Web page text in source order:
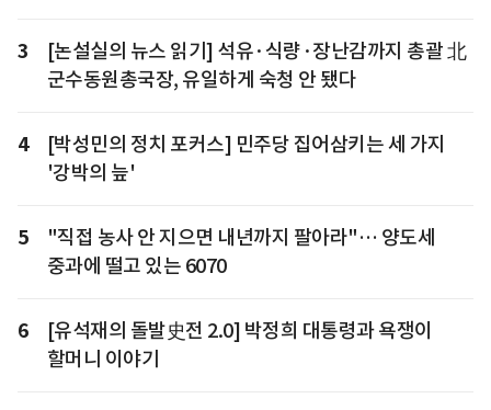
3
[논설실의 뉴스 읽기] 석유·식량·장난감까지 총괄 北
군수동원총국장, 유일하게 숙청 안 됐다
4
[박성민의 정치 포커스] 민주당 집어삼키는 세 가지
'강박의 늪'
5
"직접 농사 안 지으면 내년까지 팔아라"… 양도세
중과에 떨고 있는 6070
6
[유석재의 돌발史전 2.0] 박정희 대통령과 욕쟁이
할머니 이야기